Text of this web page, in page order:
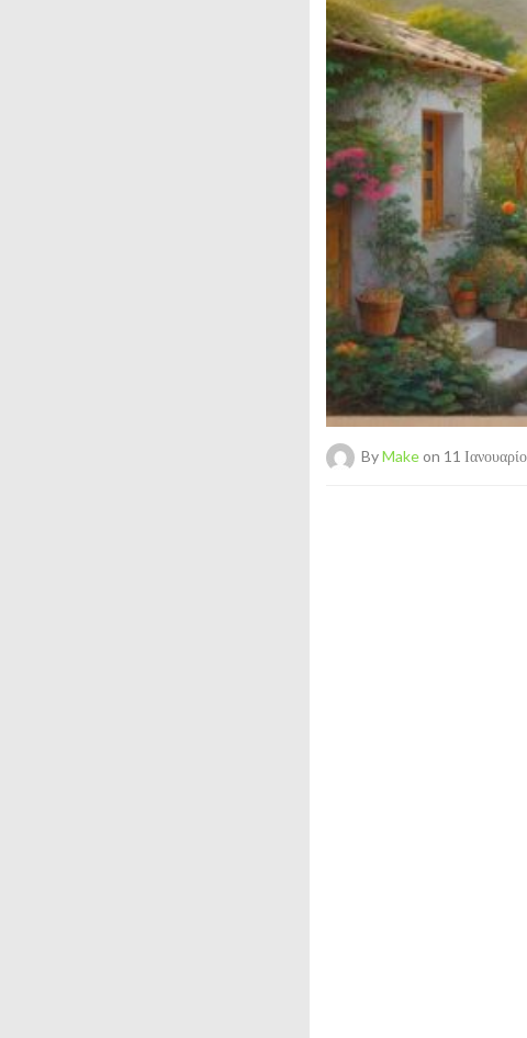
ByMakeon 11